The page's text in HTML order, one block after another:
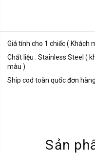
Giá tính cho 1 chiếc ( Khách
Chất liệu : Stainless Steel (
màu )
Ship cod toàn quốc đơn
Sản